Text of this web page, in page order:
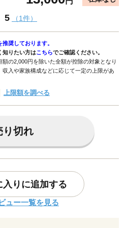
5 （1件）
推奨しております。
知りたい方はこちらでご確認ください。
の2,000円を除いた全額が控除の対象となり
入や家族構成などに応じて一定の上限があ
上限額を調べる
り切れ
入りに追加する
ュー一覧を見る